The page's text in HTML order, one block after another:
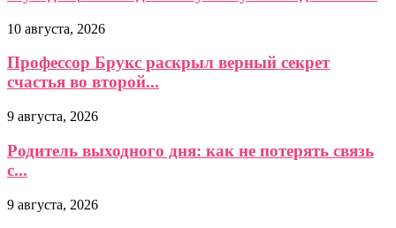
10 августа, 2026
Профессор Брукс раскрыл верный секрет
счастья во второй...
9 августа, 2026
Родитель выходного дня: как не потерять связь
с...
9 августа, 2026